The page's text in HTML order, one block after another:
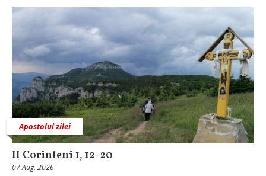
Apostolul zilei
II Corinteni 1, 12-20
07 Aug, 2026